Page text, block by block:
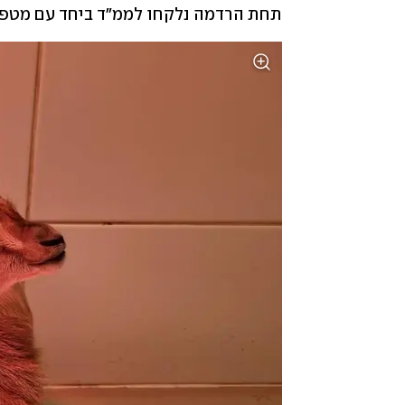
תחת הרדמה נלקחו לממ״ד ביחד עם